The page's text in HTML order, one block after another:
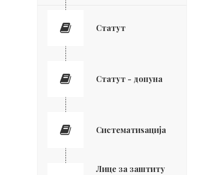
Статут
Статут - допуна
Систематиѕација
Лице за заштиту